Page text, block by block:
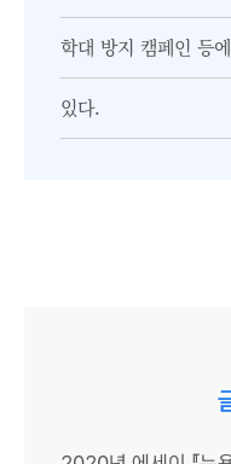
학대 방지 캠페인 등
있다.